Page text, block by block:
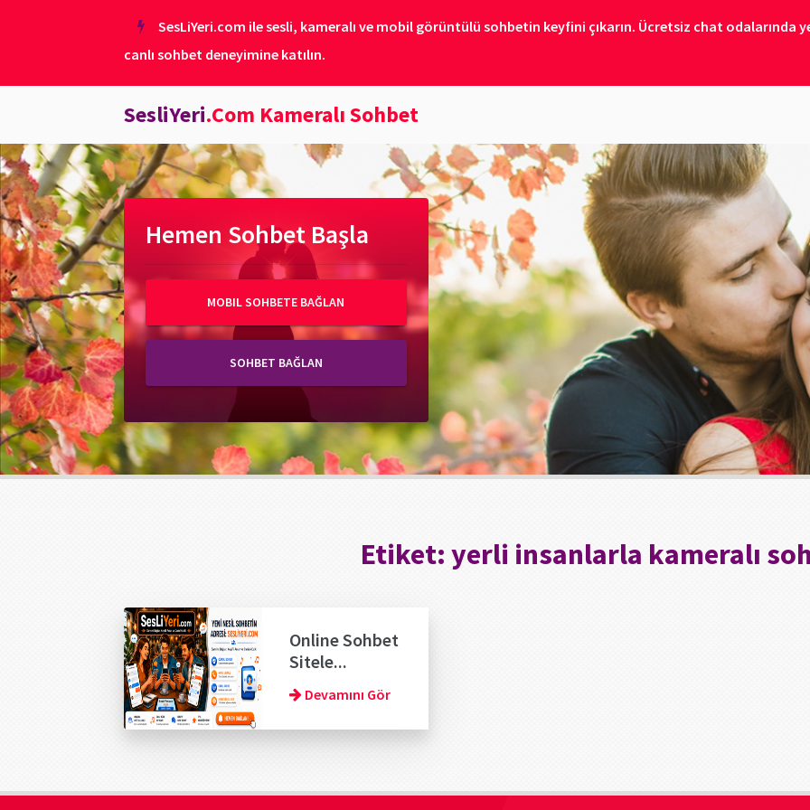
SesLiYeri.com ile sesli, kameralı ve mobil görüntülü sohbetin keyfini çıkarın. Ücretsiz chat odalarında
canlı sohbet deneyimine katılın.
SesliYeri.Com Kameralı Sohbet
Hemen Sohbet Başla
MOBIL SOHBETE BAĞLAN
SOHBET BAĞLAN
Etiket: yerli insanlarla kameralı
Online Sohbet
Sitele...
Devamını Gör